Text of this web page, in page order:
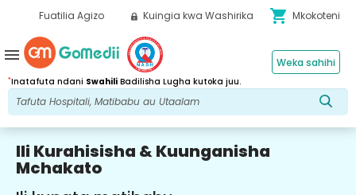
Fuatilia Agizo Kuingia kwa Washirika shopping_cart Mkokoteni
*Inatafuta ndani Swahili Badilisha Lugha kutoka juu.
Weka sahihi
menu
Ili Kurahisisha & Kuunganisha
Mchakato